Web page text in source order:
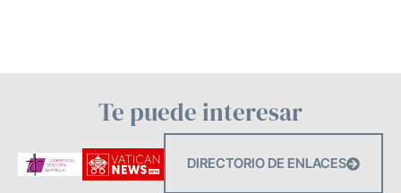
Te puede interesar
DIRECTORIO DE ENLACES